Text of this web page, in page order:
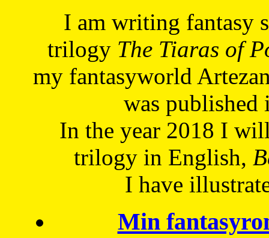
I am writing fantasy
trilogy The Tiaras of
my fantasyworld
was published
In the year 2018 I
trilogy in English,
I have
Min